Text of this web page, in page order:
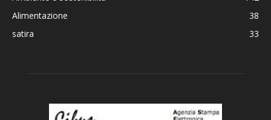
Alimentazione
38
satira
33